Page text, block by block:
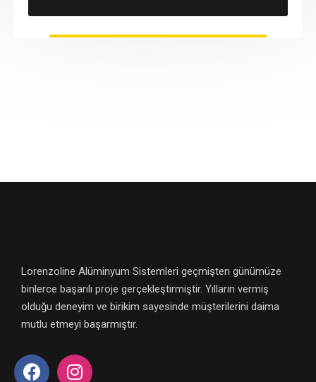
Lorenzoline Alüminyum Sistemleri geçmişten günümüze
binlerce başarılı proje gerçekleştirmiştir. Yılların vermiş
olduğu deneyim ve birikim sayesinde müşterilerini daima
mutlu etmeyi başarmıştır.